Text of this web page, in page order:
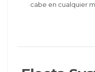
cabe en cualquier